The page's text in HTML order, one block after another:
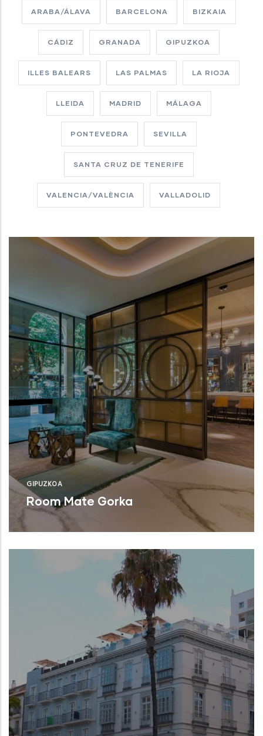
ARABA/ÁLAVA BARCELONA BIZKAIA
CÁDIZ GRANADA GIPUZKOA
ILLES BALEARS LAS PALMAS LA RIOJA
LLEIDA MADRID MÁLAGA
PONTEVEDRA SEVILLA
SANTA CRUZ DE TENERIFE
VALENCIA/VALÈNCIA VALLADOLID
GIPUZKOA
Room Mate Gorka